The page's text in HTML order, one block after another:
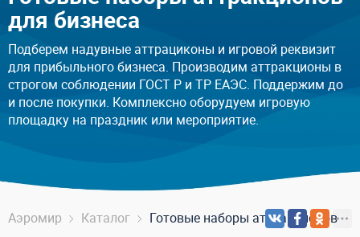
для бизнеса
Подберем надувные аттрациконы и игровой реквизит
для прибыльного бизнеса. Производим аттракционы в
строгом соблюдении ГОСТ Р и ТР ЕАЭС. Поддержим до
и после покупки. Комплексно оборудуем игровую
площадку на праздник или мероприятие.
Аэромир Каталог Готовые наборы аттракционов